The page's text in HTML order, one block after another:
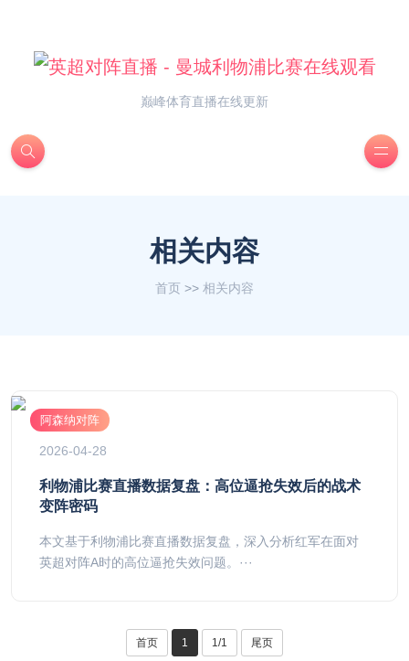
巅峰体育直播在线更新
相关内容
首页 >> 相关内容
阿森纳对阵
2026-04-28
利物浦比赛直播数据复盘：高位逼抢失效后的战术
变阵密码
本文基于利物浦比赛直播数据复盘，深入分析红军在面对
英超对阵A时的高位逼抢失效问题。···
首页 1 1/1 尾页